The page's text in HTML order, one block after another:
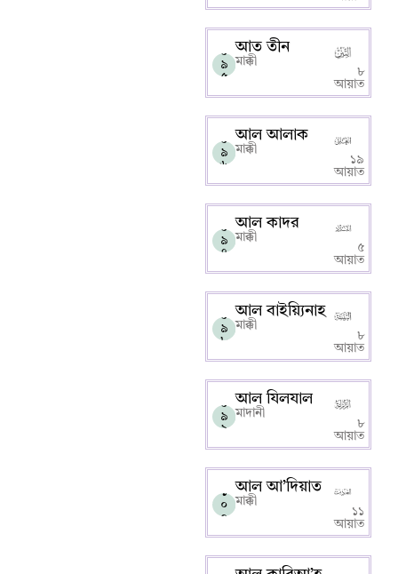
০
৯
৫
আত তীন
মাক্কী
৮
আয়াত
০
৯
৬
আল আলাক
মাক্কী
১৯
আয়াত
০
৯
৭
আল কাদর
মাক্কী
৫
আয়াত
০
৯
৮
আল বাইয়্যিনাহ
মাক্কী
৮
আয়াত
০
৯
৯
আল যিলযাল
মাদানী
৮
আয়াত
১
০
০
আল আ’দিয়াত
মাক্কী
১১
আয়াত